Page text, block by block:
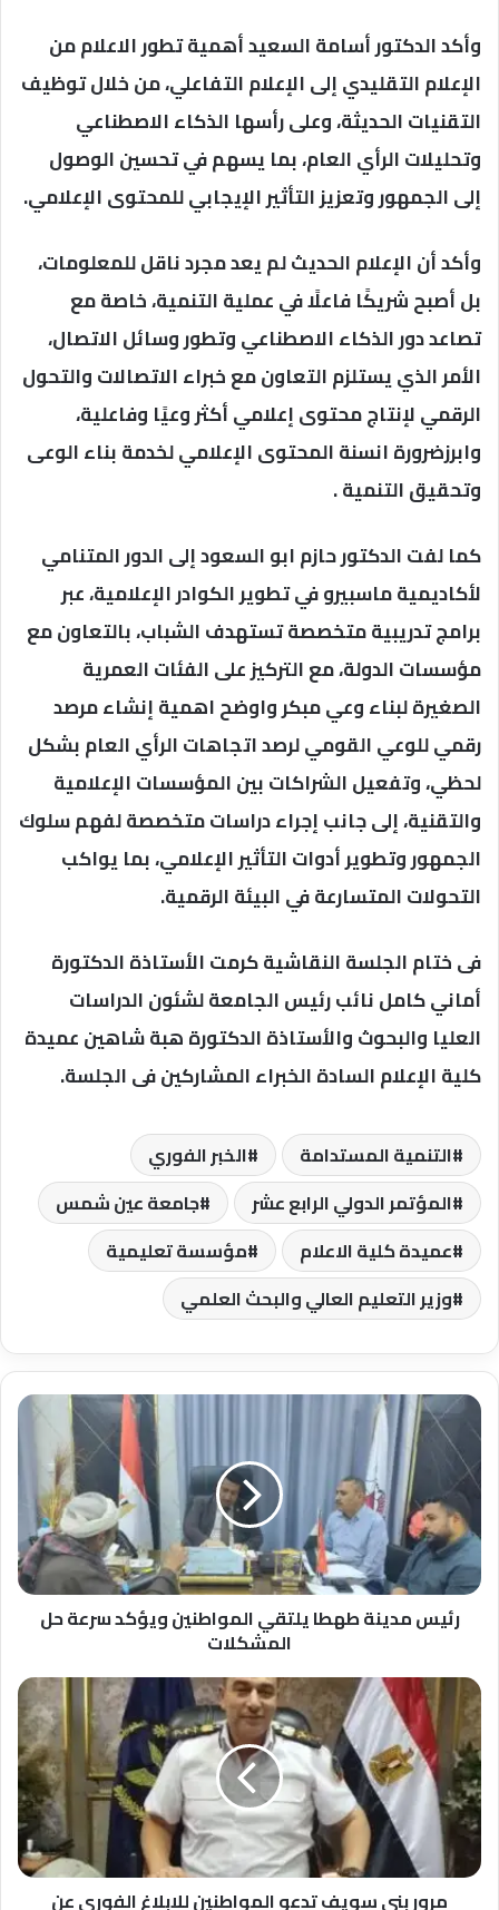
وأكد الدكتور أسامة السعيد أهمية تطور الاعلام من
الإعلام التقليدي إلى الإعلام التفاعلي، من خلال توظيف
التقنيات الحديثة، وعلى رأسها الذكاء الاصطناعي
وتحليلات الرأي العام، بما يسهم في تحسين الوصول
إلى الجمهور وتعزيز التأثير الإيجابي للمحتوى الإعلامي.
وأكد أن الإعلام الحديث لم يعد مجرد ناقل للمعلومات،
بل أصبح شريكًا فاعلًا في عملية التنمية، خاصة مع
تصاعد دور الذكاء الاصطناعي وتطور وسائل الاتصال،
الأمر الذي يستلزم التعاون مع خبراء الاتصالات والتحول
الرقمي لإنتاج محتوى إعلامي أكثر وعيًا وفاعلية،
وابرزضرورة انسنة المحتوى الإعلامي لخدمة بناء الوعى
وتحقيق التنمية .
كما لفت الدكتور حازم ابو السعود إلى الدور المتنامي
لأكاديمية ماسبيرو في تطوير الكوادر الإعلامية، عبر
برامج تدريبية متخصصة تستهدف الشباب، بالتعاون مع
مؤسسات الدولة، مع التركيز على الفئات العمرية
الصغيرة لبناء وعي مبكر واوضح اهمية إنشاء مرصد
رقمي للوعي القومي لرصد اتجاهات الرأي العام بشكل
لحظي، وتفعيل الشراكات بين المؤسسات الإعلامية
والتقنية، إلى جانب إجراء دراسات متخصصة لفهم سلوك
الجمهور وتطوير أدوات التأثير الإعلامي، بما يواكب
التحولات المتسارعة في البيئة الرقمية.
فى ختام الجلسة النقاشية كرمت الأستاذة الدكتورة
أماني كامل نائب رئيس الجامعة لشئون الدراسات
العليا والبحوث والأستاذة الدكتورة هبة شاهين عميدة
كلية الإعلام السادة الخبراء المشاركين فى الجلسة.
التنمية المستدامة
الخبر الفوري
المؤتمر الدولي الرابع عشر
جامعة عين شمس
عميدة كلية الاعلام
مؤسسة تعليمية
وزير التعليم العالي والبحث العلمي
رئيس
مدينة
طهطا
يلتقي
المواطنين
ويؤكد
سرعة
حل
المشكلات
رئيس مدينة طهطا يلتقي المواطنين ويؤكد سرعة حل
المشكلات
مرور
بني
سويف
تدعو
المواطنين
للإبلاغ
الفوري
عن
تجاوزات
سائقيمرور بني سويف تدعو المواطنين للإبلاغ الفوري عن